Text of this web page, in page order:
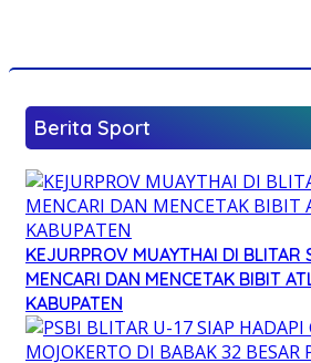
Berita Sport
KEJURPROV MUAYTHAI DI BLITAR
MENCARI DAN MENCETAK BIBIT
KABUPATEN